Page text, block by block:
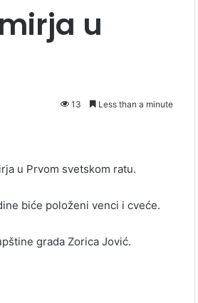
u
13 Less than a minute
u Prvom svetskom ratu.
biće položeni venci i cveće.
grada Zorica Jović.